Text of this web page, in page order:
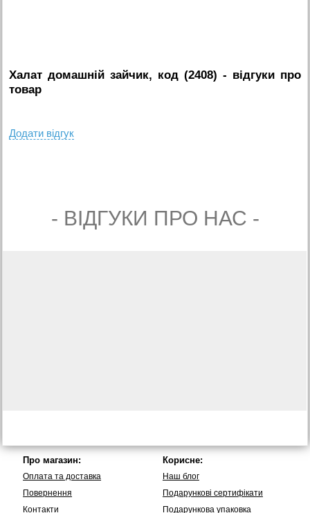
Халат домашній зайчик, код (2408) - вiдгуки про
товар
Додати вiдгук
- ВIДГУКИ ПРО НАС -
Про магазин:
Оплата та доставка
Повернення
Контакти
Корисне:
Наш блог
Подарункові сертифікати
Подарункова упаковка